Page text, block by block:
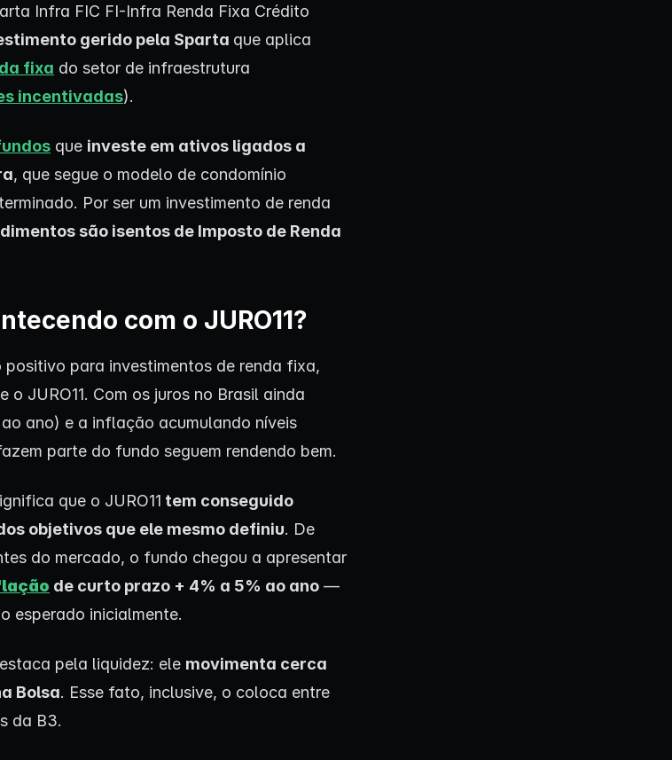
Infra FIC FI-Infra Renda Fixa Crédito
gerido pela Sparta que aplica
fixa do setor de infraestrutura
incentivadas).
que investe em ativos ligados a
, que segue o modelo de condomínio
Por ser um investimento de renda
são isentos de Imposto de Renda
com o JURO11?
para investimentos de renda fixa,
o JURO11. Com os juros no Brasil ainda
ano) e a inflação acumulando níveis
parte do fundo seguem rendendo bem.
que o JURO11 tem conseguido
objetivos que ele mesmo definiu. De
do mercado, o fundo chegou a apresentar
de curto prazo + 4% a 5% ao ano —
esperado inicialmente.
pela liquidez: ele movimenta cerca
Bolsa. Esse fato, inclusive, o coloca entre
da B3.